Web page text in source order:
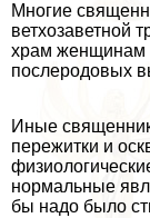
Многие
ветхозаветной
храм женщинам
послеродовых
Иные
пережитки и
нормальные
бы надо было